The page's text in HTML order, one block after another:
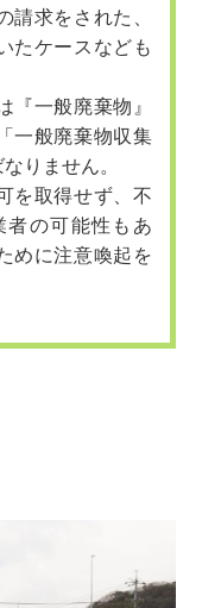
請求をされた、
たケースなども
『一般廃棄物』
一般廃棄物収集
りません。
を取得せず、不
者の可能性もあ
めに注意喚起を